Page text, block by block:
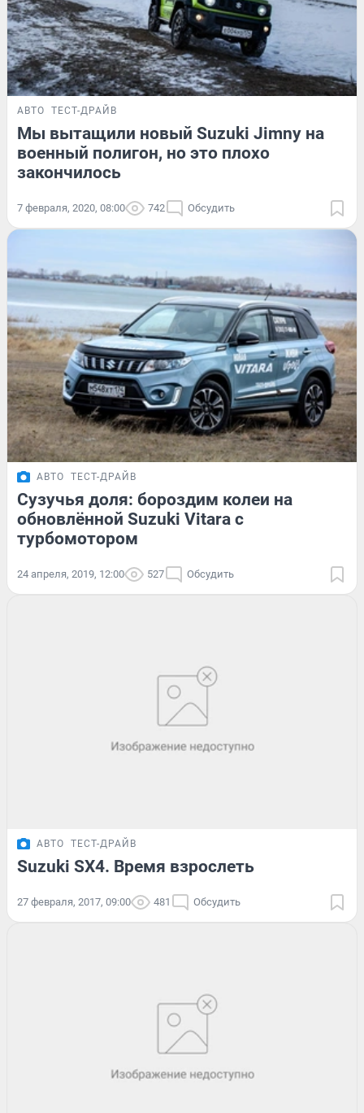
АВТО ТЕСТ-ДРАЙВ
Мы вытащили новый Suzuki Jimny на
военный полигон, но это плохо
закончилось
7 февраля, 2020, 08:00 742 Обсудить
АВТО ТЕСТ-ДРАЙВ
Сузучья доля: бороздим колеи на
обновлённой Suzuki Vitara с
турбомотором
24 апреля, 2019, 12:00 527 Обсудить
АВТО ТЕСТ-ДРАЙВ
Suzuki SX4. Время взрослеть
27 февраля, 2017, 09:00 481 Обсудить